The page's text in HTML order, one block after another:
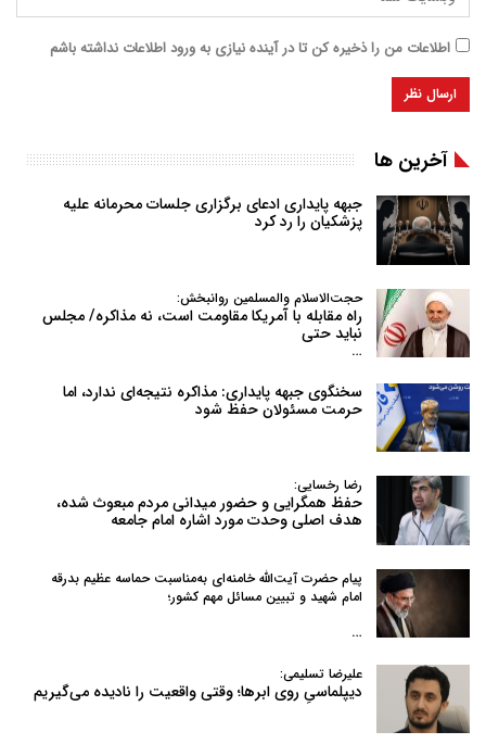
اطلاعات من را ذخیره کن تا در آینده نیازی به ورود اطلاعات نداشته باشم
آخرین ها
جبهه پایداری ادعای برگزاری جلسات محرمانه علیه
پزشکیان را رد کرد
حجت‌الاسلام والمسلمین روانبخش:
راه مقابله با آمریکا مقاومت است، نه مذاکره/ مجلس
نباید حتی
…
سخنگوی جبهه پایداری: مذاکره نتیجه‌ای ندارد، اما
حرمت مسئولان حفظ شود
رضا رخسایی:
حفظ همگرایی و حضور میدانی مردم مبعوث شده،
هدف اصلی وحدت مورد اشاره امام جامعه
پیام حضرت آیت‌الله خامنه‌ای به‌مناسبت حماسه عظیم بدرقه
امام شهید و تبیین مسائل مهم کشور؛
…
علیرضا تسلیمی:
دیپلماسیِ روی ابرها؛ وقتی واقعیت را نادیده می‌گیریم